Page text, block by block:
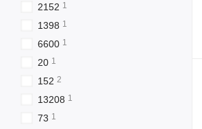
2152 1
1398 1
6600 1
20 1
152 2
13208 1
73 1